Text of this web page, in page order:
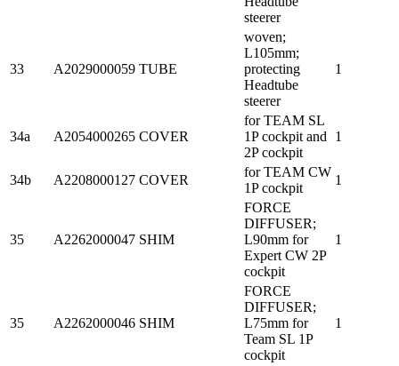
steerer
33 A2029000059 TUBE
woven;
L105mm;
protecting
Headtube
steerer
1
34a A2054000265 COVER
for TEAM SL
1P cockpit and
2P cockpit
1
34b A2208000127 COVER
for TEAM CW
1P cockpit
1
35 A2262000047 SHIM
FORCE
DIFFUSER;
L90mm for
Expert CW 2P
cockpit
1
35 A2262000046 SHIM
FORCE
DIFFUSER;
L75mm for
Team SL 1P
cockpit
1